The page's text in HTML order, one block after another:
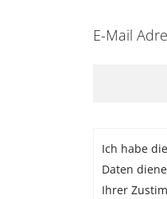
E-Mail
Ich habe die
Daten
Ihrer